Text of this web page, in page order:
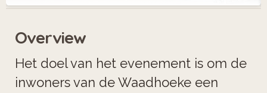
Overview
Het doel van het evenement is om de
inwoners van de Waadhoeke een